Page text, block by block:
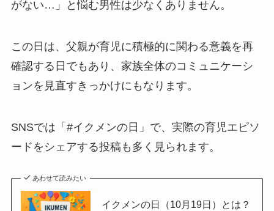
がない…」と悩む男性は少なくありません。
この日は、父親が育児に積極的に関わる意義を再
確認する日でもあり、家族全体のコミュニケーシ
ョンを見直すきっかけにもなります。
SNSでは「#イクメンの日」で、実際の育児エピソ
ードをシェアする投稿も多く見られます。
あわせて読みたい
イクメンの日（10月19日）とは？